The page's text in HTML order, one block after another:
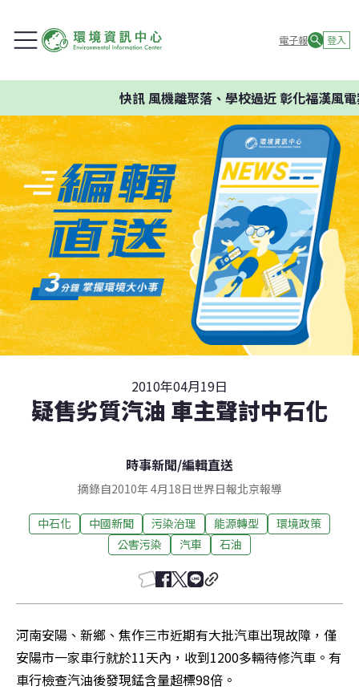
電子報 登入
快訊風機離聚落、學校過近 彰化福漢風電
2010年04月19日
疑售劣質汽油 車主聲討中石化
時事新聞/編輯直送
摘錄自2010年 4月18日世界日報北京報導
中石化 中國新聞 污染治理 能源轉型
環境政策
公害污染
汽車 石油
河南安陽、新鄉、焦作三市近期有大批汽車出現故障，僅
安陽市一家車行就於11天內，收到1200多輛待修汽車。有
車行檢查汽油後發現錳含量超標98倍。